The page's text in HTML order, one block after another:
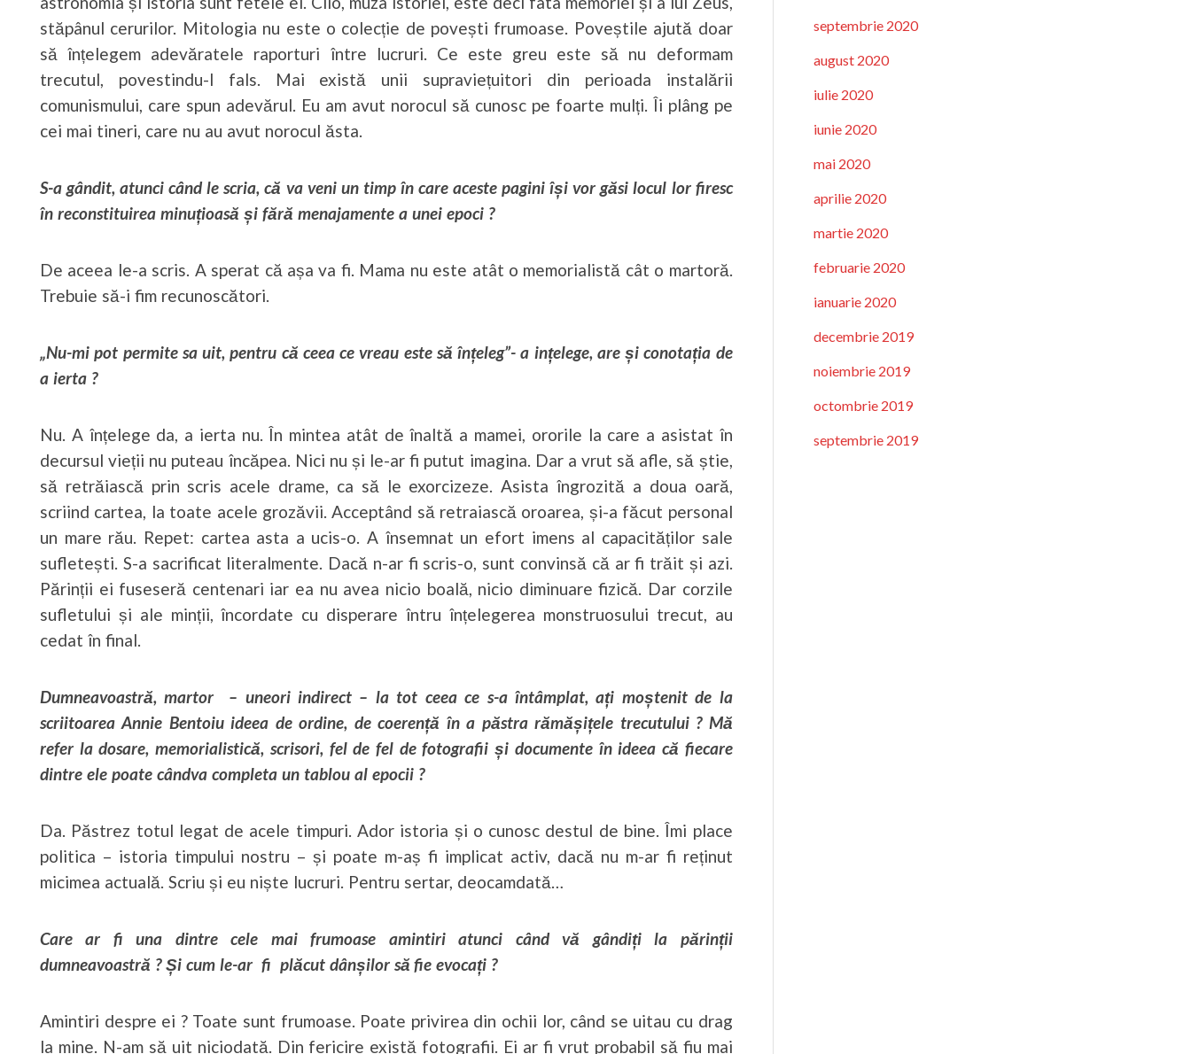
stăpânul cerurilor. Mitologia nu este o colecție de povești frumoase. Poveștile ajută doar
să înțelegem adevăratele raporturi între lucruri. Ce este greu este să nu deformam
trecutul, povestindu-l fals. Mai există unii supraviețuitori din perioada instalării
comunismului, care spun adevărul. Eu am avut norocul să cunosc pe foarte mulți. Îi plâng pe
cei mai tineri, care nu au avut norocul ăsta.
S-a gândit, atunci când le scria, că va veni un timp în care aceste pagini își vor găsi locul lor firesc
în reconstituirea minuțioasă și fără menajamente a unei epoci ?
De aceea le-a scris. A sperat că așa va fi. Mama nu este atât o memorialistă cât o martoră.
Trebuie să-i fim recunoscători.
„Nu-mi pot permite sa uit, pentru că ceea ce vreau este să înțeleg”- a ințelege, are și conotația de
a ierta ?
Nu. A înțelege da, a ierta nu. În mintea atât de înaltă a mamei, ororile la care a asistat în
decursul vieții nu puteau încăpea. Nici nu și le-ar fi putut imagina. Dar a vrut să afle, să știe,
să retrăiască prin scris acele drame, ca să le exorcizeze. Asista îngrozită a doua oară,
scriind cartea, la toate acele grozăvii. Acceptând să retraiască oroarea, și-a făcut personal
un mare rău. Repet: cartea asta a ucis-o. A însemnat un efort imens al capacităților sale
sufletești. S-a sacrificat literalmente. Dacă n-ar fi scris-o, sunt convinsă că ar fi trăit și azi.
Părinții ei fuseseră centenari iar ea nu avea nicio boală, nicio diminuare fizică. Dar corzile
sufletului și ale minții, încordate cu disperare întru înțelegerea monstruosului trecut, au
cedat în final.
Dumneavoastră, martor – uneori indirect – la tot ceea ce s-a întâmplat, ați moștenit de la
scriitoarea Annie Bentoiu ideea de ordine, de coerență în a păstra rămășițele trecutului ? Mă
refer la dosare, memorialistică, scrisori, fel de fel de fotografii și documente în ideea că fiecare
dintre ele poate cândva completa un tablou al epocii ?
Da. Păstrez totul legat de acele timpuri. Ador istoria și o cunosc destul de bine. Îmi place
politica – istoria timpului nostru – și poate m-aș fi implicat activ, dacă nu m-ar fi reținut
micimea actuală. Scriu și eu niște lucruri. Pentru sertar, deocamdată…
Care ar fi una dintre cele mai frumoase amintiri atunci când vă gândiți la părinții
dumneavoastră ? Și cum le-ar fi plăcut dânșilor să fie evocați ?
Amintiri despre ei ? Toate sunt frumoase. Poate privirea din ochii lor, când se uitau cu drag
la mine. N-am să uit niciodată. Din fericire există fotografii. Ei ar fi vrut probabil să fiu mai
septembrie 2020
august 2020
iulie 2020
iunie 2020
mai 2020
aprilie 2020
martie 2020
februarie 2020
ianuarie 2020
decembrie 2019
noiembrie 2019
octombrie 2019
septembrie 2019